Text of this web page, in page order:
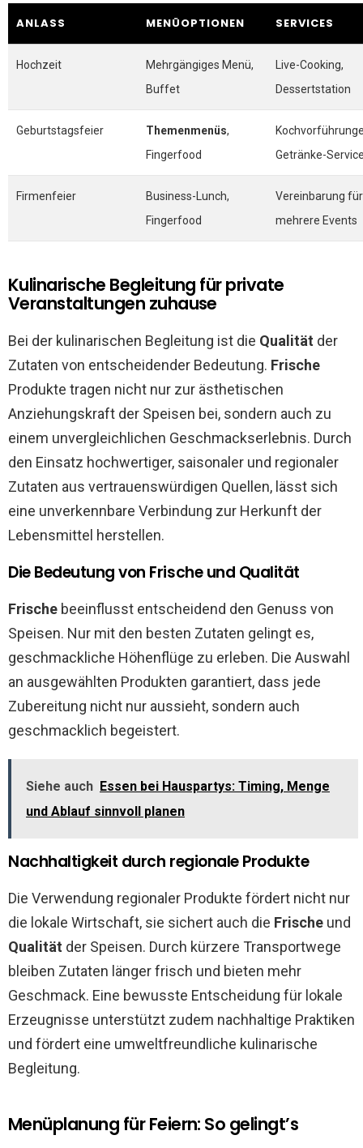
ANLASS MENÜOPTIONEN SERVICES
Hochzeit
Mehrgängiges Menü,
Buffet
Live-Cooking,
Dessertstation
Geburtstagsfeier Themenmenüs,
Fingerfood
Getränke-
Firmenfeier
Business-Lunch,
Fingerfood
Vereinbarung für
mehrere Events
Kulinarische Begleitung für private
Veranstaltungen zuhause
Bei der kulinarischen Begleitung ist die Qualität der
Zutaten von entscheidender Bedeutung. Frische
Produkte tragen nicht nur zur ästhetischen
Anziehungskraft der Speisen bei, sondern auch zu
einem unvergleichlichen Geschmackserlebnis. Durch
den Einsatz hochwertiger, saisonaler und regionaler
Zutaten aus vertrauenswürdigen Quellen, lässt sich
eine unverkennbare Verbindung zur Herkunft der
Lebensmittel herstellen.
Die Bedeutung von Frische und Qualität
Frische beeinflusst entscheidend den Genuss von
Speisen. Nur mit den besten Zutaten gelingt es,
geschmackliche Höhenflüge zu erleben. Die Auswahl
an ausgewählten Produkten garantiert, dass jede
Zubereitung nicht nur aussieht, sondern auch
geschmacklich begeistert.
Siehe auch Essen bei Hauspartys: Timing, Menge
und Ablauf sinnvoll planen
Nachhaltigkeit durch regionale Produkte
Die Verwendung regionaler Produkte fördert nicht nur
die lokale Wirtschaft, sie sichert auch die Frische und
Qualität der Speisen. Durch kürzere Transportwege
bleiben Zutaten länger frisch und bieten mehr
Geschmack. Eine bewusste Entscheidung für lokale
Erzeugnisse unterstützt zudem nachhaltige Praktiken
und fördert eine umweltfreundliche kulinarische
Begleitung.
Menüplanung für Feiern: So gelingt’s